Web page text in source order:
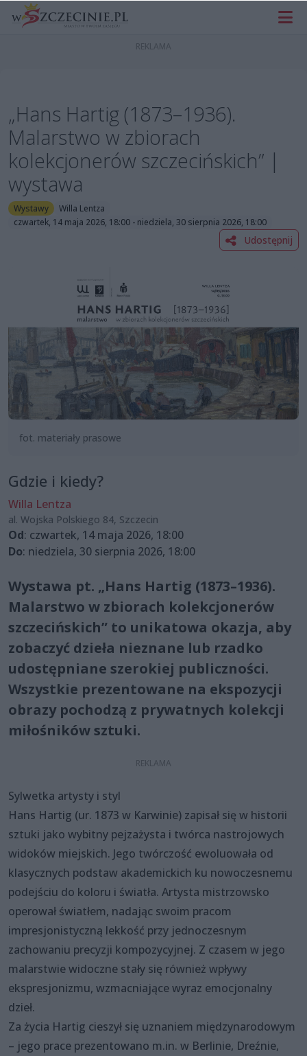
„Hans Hartig (1873–1936).
Malarstwo w zbiorach
kolekcjonerów szczecińskich” |
wystawa
Wystawy
Willa Lentza
czwartek, 14 maja 2026, 18:00 - niedziela, 30 sierpnia 2026, 18:00
Udostępnij
fot. materiały prasowe
Gdzie i kiedy?
Willa Lentza
al. Wojska Polskiego 84, Szczecin
Od: czwartek, 14 maja 2026, 18:00
Do: niedziela, 30 sierpnia 2026, 18:00
Wystawa pt. „Hans Hartig (1873–1936).
Malarstwo w zbiorach kolekcjonerów
szczecińskich” to unikatowa okazja, aby
zobaczyć dzieła nieznane lub rzadko
udostępniane szerokiej publiczności.
Wszystkie prezentowane na ekspozycji
obrazy pochodzą z prywatnych kolekcji
miłośników sztuki.
Sylwetka artysty i styl
Hans Hartig (ur. 1873 w Karwinie) zapisał się w historii
sztuki jako wybitny pejzażysta i twórca nastrojowych
widoków miejskich. Jego twórczość ewoluowała od
klasycznych podstaw akademickich ku nowoczesnemu
podejściu do koloru i światła. Artysta mistrzowsko
operował światłem, nadając swoim pracom
impresjonistyczną lekkość przy jednoczesnym
zachowaniu precyzji kompozycyjnej. Z czasem w jego
malarstwie widoczne stały się również wpływy
ekspresjonizmu, wzmacniające wyraz emocjonalny
dzieł.
Za życia Hartig cieszył się uznaniem międzynarodowym
– jego prace prezentowano m.in. w Berlinie, Dreźnie,